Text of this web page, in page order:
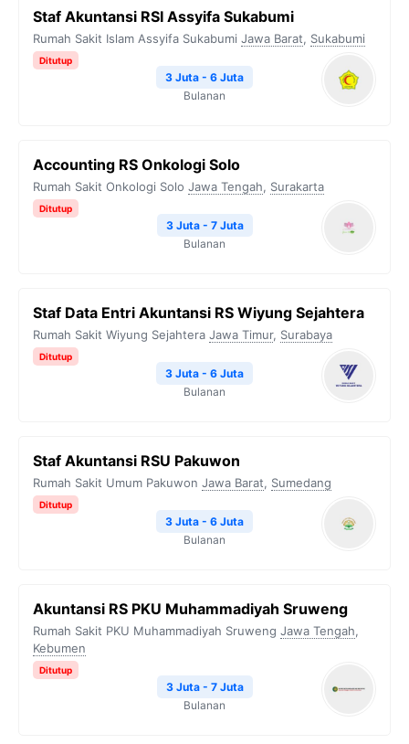
Staf Akuntansi RSI Assyifa Sukabumi
Rumah Sakit Islam Assyifa Sukabumi Jawa Barat, Sukabumi
Ditutup
3 Juta - 6 Juta
Bulanan
Accounting RS Onkologi Solo
Rumah Sakit Onkologi Solo Jawa Tengah, Surakarta
Ditutup
3 Juta - 7 Juta
Bulanan
Staf Data Entri Akuntansi RS Wiyung Sejahtera
Rumah Sakit Wiyung Sejahtera Jawa Timur, Surabaya
Ditutup
3 Juta - 6 Juta
Bulanan
Staf Akuntansi RSU Pakuwon
Rumah Sakit Umum Pakuwon Jawa Barat, Sumedang
Ditutup
3 Juta - 6 Juta
Bulanan
Akuntansi RS PKU Muhammadiyah Sruweng
Rumah Sakit PKU Muhammadiyah Sruweng Jawa Tengah,
Kebumen
Ditutup
3 Juta - 7 Juta
Bulanan